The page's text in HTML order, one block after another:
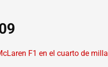
F1 en el cuarto de milla